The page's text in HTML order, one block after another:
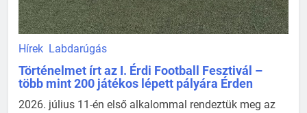
Hírek Labdarúgás
Történelmet írt az I. Érdi Football Fesztivál –
több mint 200 játékos lépett pályára Érden
2026. július 11-én első alkalommal rendeztük meg az